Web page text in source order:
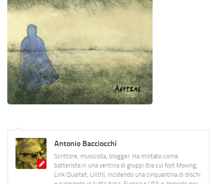
Antonio Bacciocchi
Scrittore, musicista, blogger. Ha militato come
batterista in una ventina di gruppi (tra cui Not Moving,
Link Quartet, Lilith), incidendo una cinquantina di dischi